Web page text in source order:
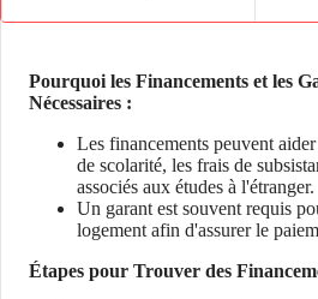
Pourquoi les Financements et les
Nécessaires :
Les financements peuvent
de scolarité, les frais de
associés aux études à l'étranger.
Un garant est souvent requis
logement afin d'assurer le
Étapes pour Trouver des